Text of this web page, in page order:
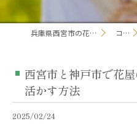
兵庫県西宮市の花屋ならなみ花壇 コラム
西宮市と神戸市で花
活かす方法
2025/02/24